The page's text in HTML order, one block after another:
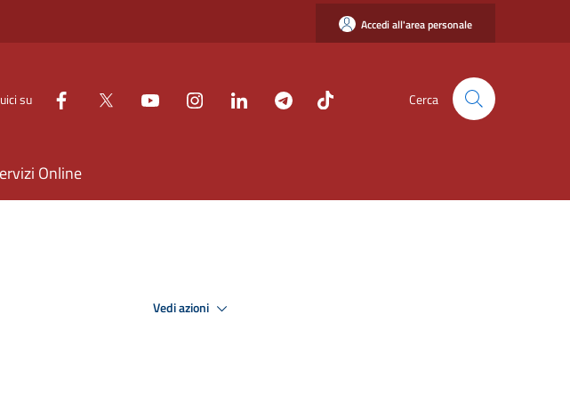
Accedi all'area personale
su Cerca
Online
Vedi azioni